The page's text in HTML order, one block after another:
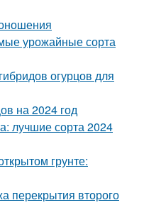
урожайные сорта
огурцов для
на 2024 год
лучшие сорта 2024
грунте:
перекрытия второго